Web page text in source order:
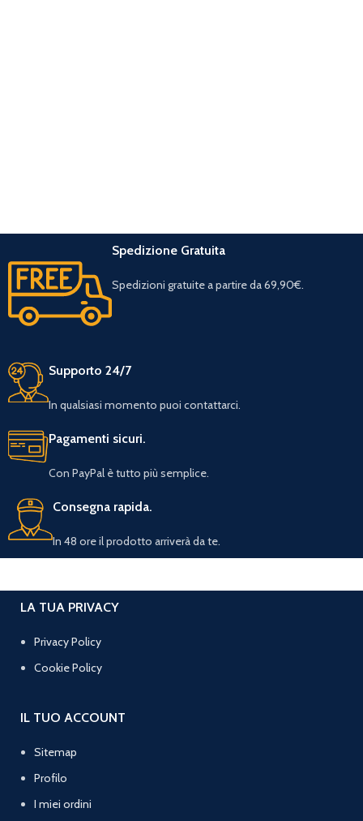
Spedizione Gratuita
Spedizioni gratuite a partire da 69,90€.
Supporto 24/7
In qualsiasi momento puoi contattarci.
Pagamenti sicuri.
Con PayPal è tutto più semplice.
Consegna rapida.
In 48 ore il prodotto arriverà da te.
LA TUA PRIVACY
Privacy Policy
Cookie Policy
IL TUO ACCOUNT
Sitemap
Profilo
I miei ordini